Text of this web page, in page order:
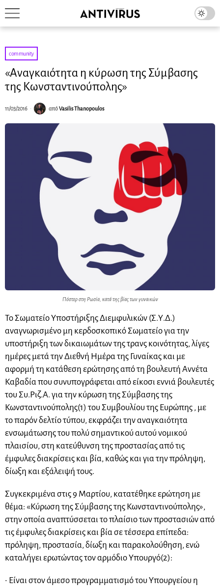
community
«Αναγκαιότητα η κύρωση της Σύμβασης
της Κωνσταντινούπολης»
11/03/2016 απόVasilis Thanopoulos
Πόστερ στη Ρωσία, κατά της βίας των γυναικών
Το Σωματείο Υποστήριξης Διεμφυλικών (Σ.Υ.Δ.)
αναγνωρισμένο μη κερδοσκοπικό Σωματείο για την
υποστήριξη των δικαιωμάτων της τρανς κοινότητας, λίγες
ημέρες μετά την Διεθνή Ημέρα της Γυναίκας και με
αφορμή τη κατάθεση ερώτησης από τη βουλευτή Αννέτα
Καβαδία που συνυπογράφεται από είκοσι εννιά βουλευτές
του Συ.Ριζ.Α. για την κύρωση της Σύμβασης της
Κωνσταντινούπολης(1) του Συμβουλίου της Ευρώπης , με
το παρόν δελτίο τύπου, εκφράζει την αναγκαιότητα
ενσωμάτωσης του πολύ σημαντικού αυτού νομικού
πλαισίου, στη κατεύθυνση της προστασίας από τις
έμφυλες διακρίσεις και βία, καθώς και για την πρόληψη,
δίωξη και εξάλειψή τους.
Συγκεκριμένα στις 9 Μαρτίου, κατατέθηκε ερώτηση με
θέμα: «Κύρωση της Σύμβασης της Κωνσταντινούπολης»,
στην οποία αναπτύσσεται το πλαίσιο των προστασιών από
τις έμφυλες διακρίσεις και βία σε τέσσερα επίπεδα:
πρόληψη, προστασία, δίωξη και παρακολούθηση, ενώ
καταλήγει ερωτώντας τον αρμόδιο Υπουργό(2):
• Είναι στον άμεσο προγραμματισμό του Υπουργείου η